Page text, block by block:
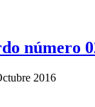
número
2016